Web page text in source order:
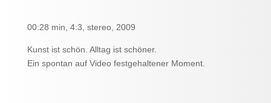
00:28 min, 4:3, stereo, 2009
Kunst ist schön. Alltag ist schöner.
Ein spontan auf Video festgehaltener Moment.